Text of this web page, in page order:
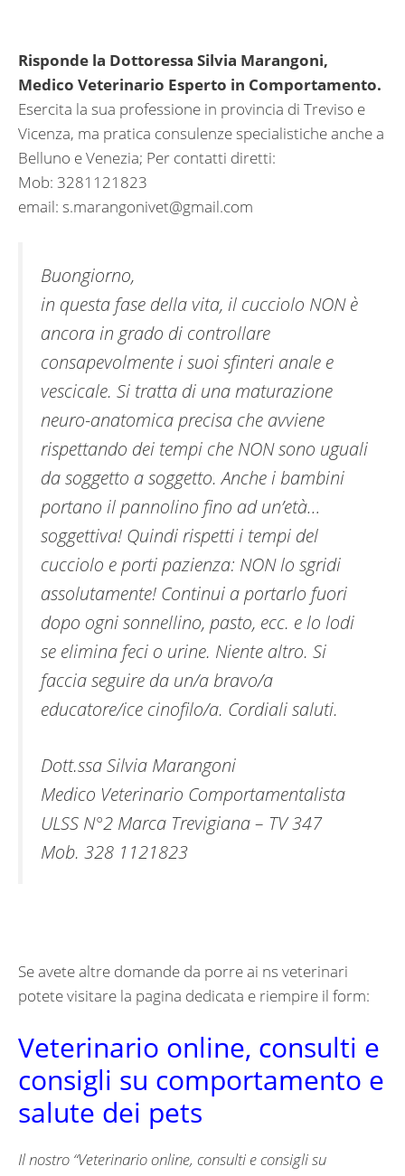
Risponde la Dottoressa Silvia Marangoni,
Medico Veterinario Esperto in Comportamento.
Esercita la sua professione in provincia di Treviso e
Vicenza, ma pratica consulenze specialistiche anche a
Belluno e Venezia; Per contatti diretti:
Mob: 3281121823
email: s.marangonivet@gmail.com
Buongiorno,
in questa fase della vita, il cucciolo NON è
ancora in grado di controllare
consapevolmente i suoi sfinteri anale e
vescicale. Si tratta di una maturazione
neuro-anatomica precisa che avviene
rispettando dei tempi che NON sono uguali
da soggetto a soggetto. Anche i bambini
portano il pannolino fino ad un’età…
soggettiva! Quindi rispetti i tempi del
cucciolo e porti pazienza: NON lo sgridi
assolutamente! Continui a portarlo fuori
dopo ogni sonnellino, pasto, ecc. e lo lodi
se elimina feci o urine. Niente altro. Si
faccia seguire da un/a bravo/a
educatore/ice cinofilo/a. Cordiali saluti.
Dott.ssa Silvia Marangoni
Medico Veterinario Comportamentalista
ULSS N°2 Marca Trevigiana – TV 347
Mob. 328 1121823
Se avete altre domande da porre ai ns veterinari
potete visitare la pagina dedicata e riempire il form:
Veterinario online, consulti e
consigli su comportamento e
salute dei pets
Il nostro “Veterinario online, consulti e consigli su